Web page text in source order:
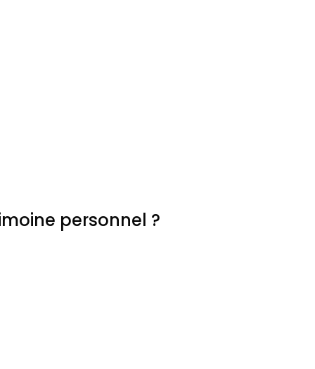
personnel ?